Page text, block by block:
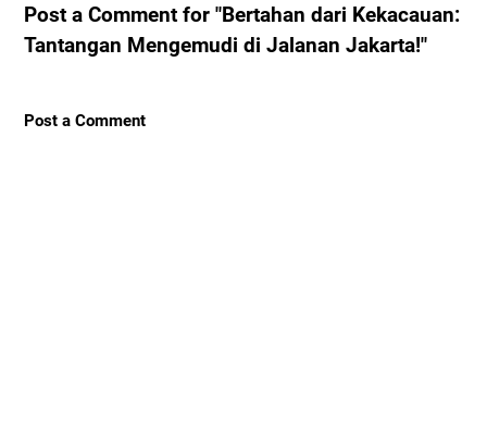
Post a Comment for "Bertahan dari Kekacauan:
Tantangan Mengemudi di Jalanan Jakarta!"
Post a Comment